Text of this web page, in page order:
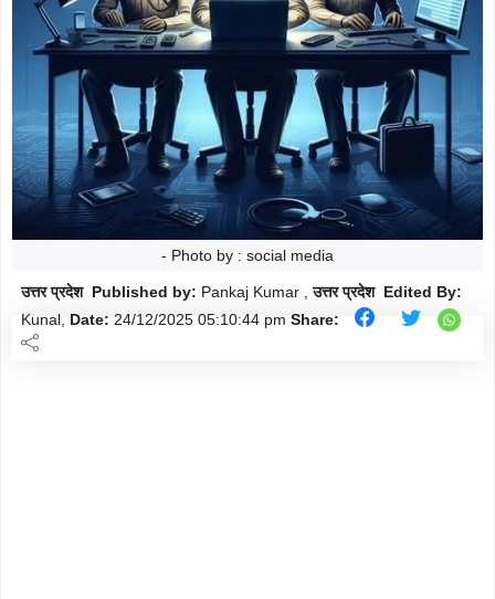
Follow
शिक्षा
ताज़ा-
ख़बरें
Follow
राजनीति Follow
Follow
- Photo by : social media
उत्तर प्रदेश Published by: Pankaj Kumar ,
उत्तर प्रदेश Edited By:
Kunal, Date: 24/12/2025 05:10:44 pm Share: